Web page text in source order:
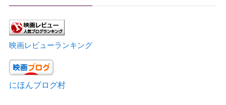
映画レビューランキング
にほんブログ村